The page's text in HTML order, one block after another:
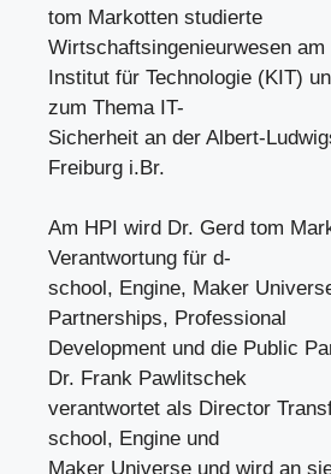
tom Markotten studierte
Wirtschaftsingenieurwesen
Institut für Technologie (KIT)
zum Thema IT-
Sicherheit an der Albert-
Freiburg i.Br.
Am HPI wird Dr. Gerd tom
Verantwortung für d-
school, Engine, Maker
Partnerships, Professional
Development und die Public
Dr. Frank Pawlitschek
verantwortet als Director
school, Engine und
Maker Universe und wird an